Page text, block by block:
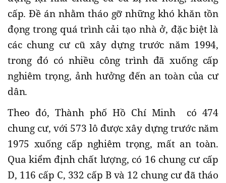
cấp. Đề án nhằm tháo gỡ những khó khăn tồn
đọng trong quá trình cải tạo nhà ở, đặc biệt là
các chung cư cũ xây dựng trước năm 1994,
trong đó có nhiều công trình đã xuống cấp
nghiêm trọng, ảnh hưởng đến an toàn của cư
dân.
Theo đó, Thành phố Hồ Chí Minh có 474
chung cư, với 573 lô được xây dựng trước năm
1975 xuống cấp nghiêm trọng, mất an toàn.
Qua kiểm định chất lượng, có 16 chung cư cấp
D, 116 cấp C, 332 cấp B và 12 chung cư đã tháo